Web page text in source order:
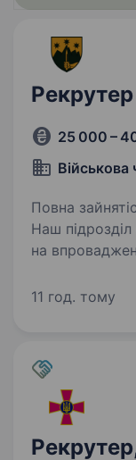
Рекрутер
25 000 –
Повна
Наш підрозділ
на
безпека) для
11 год. тому